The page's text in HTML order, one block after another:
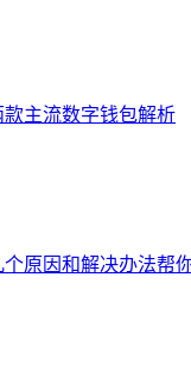
主流数字钱包解析
原因和解决办法帮